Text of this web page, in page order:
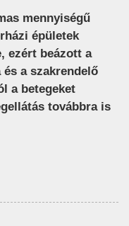
mennyiségű
épületek
ezért beázott a
a szakrendelő
a betegeket
továbbra is